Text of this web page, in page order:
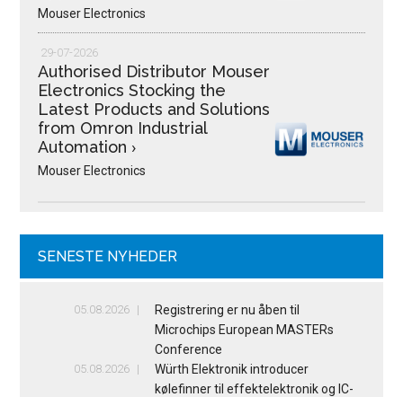
Mouser Electronics
29-07-2026
Authorised Distributor Mouser
Electronics Stocking the
Latest Products and Solutions
from Omron Industrial
Automation ›
Mouser Electronics
SENESTE NYHEDER
05.08.2026
Registrering er nu åben til
Microchips European MASTERs
Conference
05.08.2026
Würth Elektronik introducer
kølefinner til effektelektronik og IC-